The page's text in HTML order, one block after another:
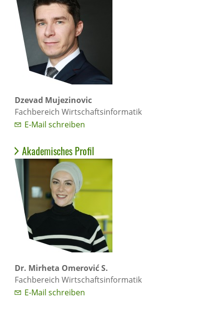
Dzevad Mujezinovic
Fachbereich Wirtschaftsinformatik
E-Mail schreiben
Akademisches Profil
Dr. Mirheta Omerović S.
Fachbereich Wirtschaftsinformatik
E-Mail schreiben